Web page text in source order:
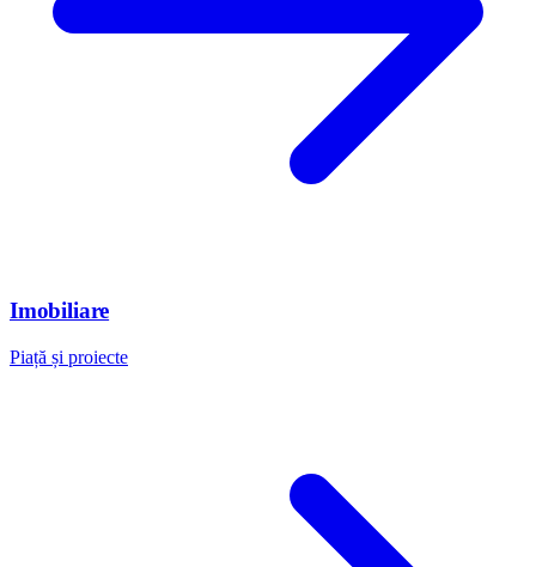
Imobiliare
Piață și proiecte